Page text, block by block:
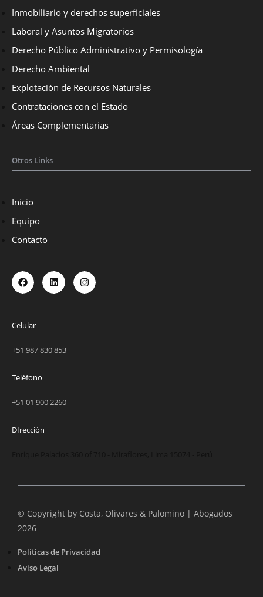
Inmobiliario y derechos superficiales
Laboral y Asuntos Migratorios
Derecho Público Administrativo y Permisología
Derecho Ambiental
Explotación de Recursos Naturales
Contrataciones con el Estado
Áreas Complementarias
Otros Links
Inicio
Equipo
Contacto
Celular
+51 987 830 853
Teléfono
+51 01 900 2260
DIrección
© Copyright by Costa, Olivares & Palomino | Abogados
2026
Políticas de Privacidad
Aviso Legal